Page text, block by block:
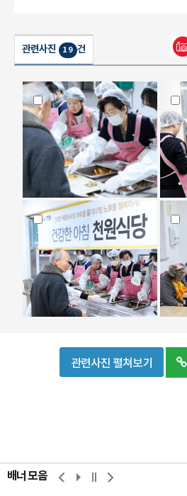
관련사진 19 건
관련사진 펼쳐보기
배너 모음